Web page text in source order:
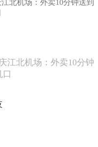
江北机场：外卖10分钟
口